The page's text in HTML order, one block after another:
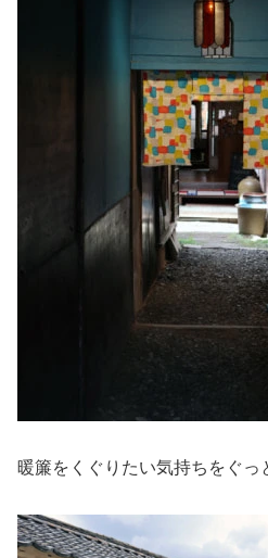
暖簾をくぐりたい気持ちをぐっ